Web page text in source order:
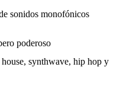
sonidos monofónicos
poderoso
synthwave, hip hop y